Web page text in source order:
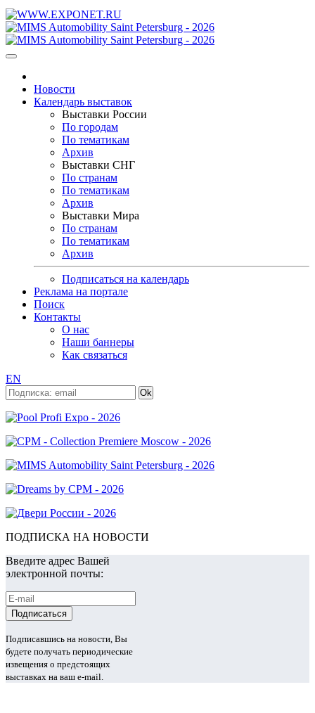
Новости
Календарь выставок
Выставки России
По городам
По тематикам
Архив
Выставки СНГ
По странам
По тематикам
Архив
Выставки Мира
По странам
По тематикам
Архив
Подписаться на календарь
Реклама на портале
Поиск
Контакты
О нас
Наши баннеры
Как связаться
EN
ПОДПИСКА НА НОВОСТИ
Введите адрес Вашей
электронной почты:
Подписавшись на новости, Вы
будете получать периодические
извещения о предстоящих
выставках на ваш e-mail.